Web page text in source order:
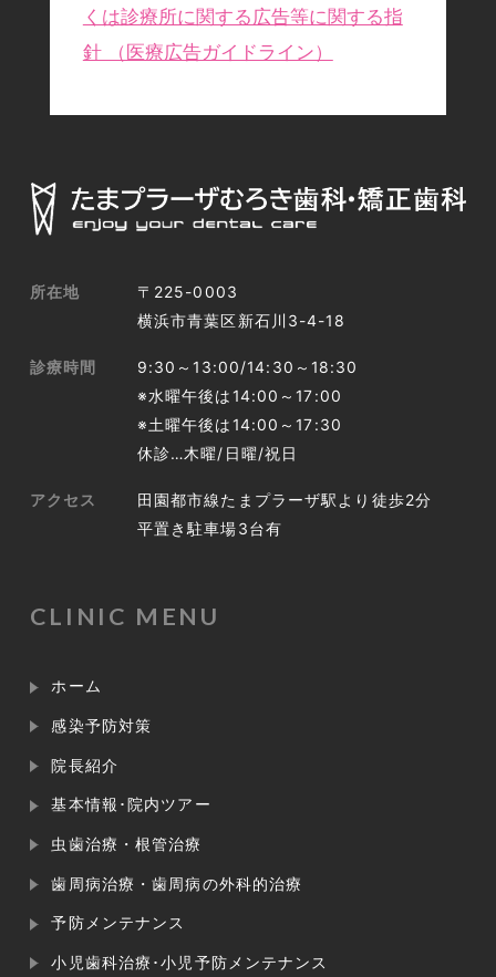
くは診療所に関する広告等に関する指
針 （医療広告ガイドライン）
所在地
〒225-0003
横浜市青葉区新石川3-4-18
診療時間
9:30～13:00/14:30～18:30
※水曜午後は14:00～17:00
※土曜午後は14:00～17:30
休診…木曜/日曜/祝日
アクセス
田園都市線たまプラーザ駅より徒歩2分
平置き駐車場3台有
CLINIC MENU
ホーム
感染予防対策
院長紹介
基本情報･院内ツアー
虫歯治療・根管治療
歯周病治療・歯周病の外科的治療
予防メンテナンス
小児歯科治療･小児予防メンテナンス